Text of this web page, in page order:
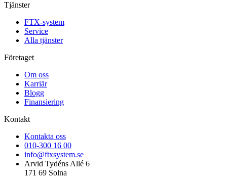
Tjänster
FTX-system
Service
Alla tjänster
Företaget
Om oss
Karriär
Blogg
Finansiering
Kontakt
Kontakta oss
010-300 16 00
info@ftxsystem.se
Arvid Tydéns Allé 6
171 69 Solna